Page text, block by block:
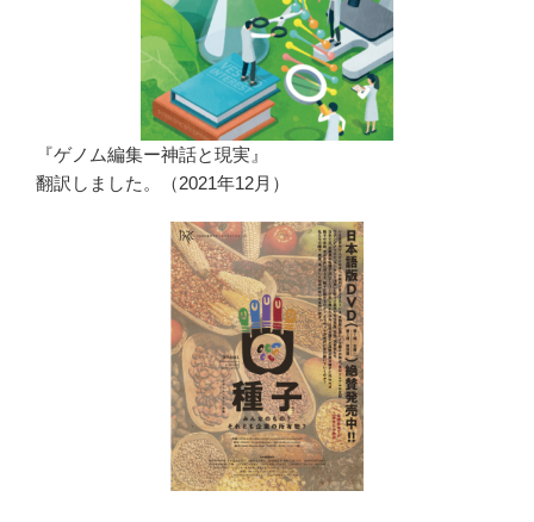
『ゲノム編集ー神話と現実』
翻訳しました。（2021年12月）